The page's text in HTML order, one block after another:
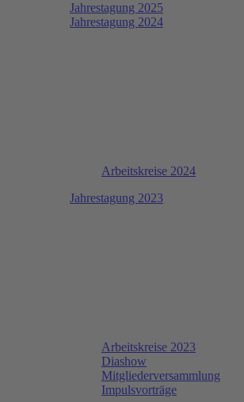
Jahrestagung 2025
Jahrestagung 2024
Arbeitskreise 2024
Jahrestagung 2023
Arbeitskreise 2023
Diashow
Mitgliederversammlung
Impulsvorträge